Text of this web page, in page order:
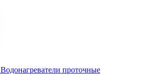
Водонагреватели проточные